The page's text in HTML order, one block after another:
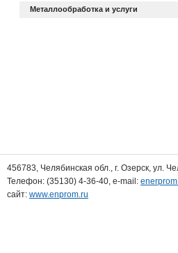
Металлообработка и услуги
456783, Челябинская обл., г. Озерск, ул.
Телефон: (35130) 4-36-40, e-mail:
сайт: www.enprom.ru